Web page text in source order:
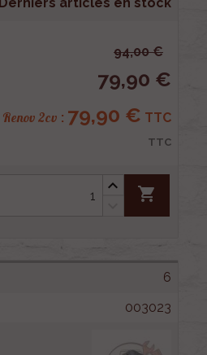
94,00 €
79,90 €
Renov 2cv : 79,90 € TTC
TTC
shopping_cart
6
003023